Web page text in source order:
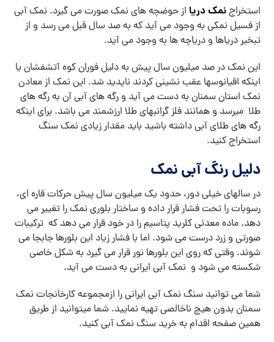
استخراجنمک دریا از حوضچه های نمک صورت می گیرد. نمک آبی
از فسیل نمکی به وجود می آید که به صد سال قبل می رسد و از
تبخیر دریاها و دریاچه ها به وجود می آید.
این نمک در صد میلیون سال پیش به دلیل فوران کوه آتشفشان یا
اینکه اقیانوسها عقب نشینی کردند ناپدید شد. این نمک از معادن
نمک استان سمنان به دست می آید و رگه های آبی آن به رگه های
طلا میرسد و همانند فلز گرانبهای طلا ارزشمند می باشد. برای اینکه
رگه های طلای آبی داشته باشید باید مقدار زیادی نمک سنگ
استخراج کنید.
دلیل رنگ آبی نمک
در سالهای خیلی دور، حدود یک میلیون سال پیش حرکات قاره ای،
رسوبات را تحت فشار قرار داده و ساختار بلوری نمک را تغییر می
دهد. ماده معدنی کلرید پتاسیم را در خود قرار می دهد که ترکیبات
صورتی و زرد درست می شود. اما با فشار زیاد این بلورها جابجا می
شوند. وقتی که روی این بلورها نور قرار می گیرد به شکل خاصی
شکسته می شود و نمک آبی ایرانی به دست می آید.
شما می توانید سنگ نمک آبی ایرانی را ازمجموعه کارخانجات نمک
سمنان بدون هیچ ناخالصی تهیه نمایید. شما میتوانید از طریق
همین صفحه اقدام به خرید سنگ نمک آبی کنید.